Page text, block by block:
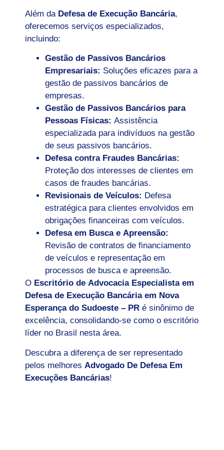
Além da Defesa de Execução Bancária,
oferecemos serviços especializados,
incluindo:
Gestão de Passivos Bancários
Empresariais: Soluções eficazes para a
gestão de passivos bancários de
empresas.
Gestão de Passivos Bancários para
Pessoas Físicas: Assistência
especializada para indivíduos na gestão
de seus passivos bancários.
Defesa contra Fraudes Bancárias:
Proteção dos interesses de clientes em
casos de fraudes bancárias.
Revisionais de Veículos: Defesa
estratégica para clientes envolvidos em
obrigações financeiras com veículos.
Defesa em Busca e Apreensão:
Revisão de contratos de financiamento
de veículos e representação em
processos de busca e apreensão.
O Escritório de Advocacia Especialista em
Defesa de Execução Bancária em Nova
Esperança do Sudoeste – PR é sinônimo de
excelência, consolidando-se como o escritório
líder no Brasil nesta área.
Descubra a diferença de ser representado
pelos melhores Advogado De Defesa Em
Execuções Bancárias!